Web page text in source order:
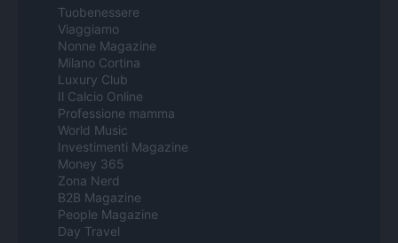
Tuobenessere
Viaggiamo
Nonne Magazine
Milano Cortina
Luxury Club
Il Calcio Online
Professione mamma
World Music
Investimenti Magazine
Money 365
Zona Nerd
B2B Magazine
People Magazine
Day Travel